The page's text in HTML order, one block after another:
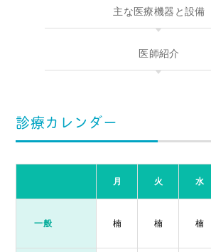
主な医療機器と設備
医師紹介
診療カレンダー
月 火 水
一般 楠 楠 楠